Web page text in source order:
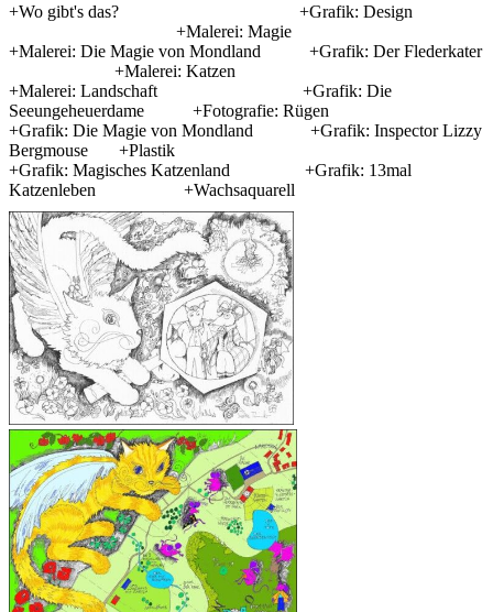
+Wo gibt's das? +Grafik: Design
+Malerei: Magie
+Malerei: Die Magie von Mondland +Grafik: Der Flederkater
+Malerei: Katzen
+Malerei: Landschaft +Grafik: Die
Seeungeheuerdame +Fotografie: Rügen
+Grafik: Die Magie von Mondland +Grafik: Inspector Lizzy
Bergmouse +Plastik
+Grafik: Magisches Katzenland +Grafik: 13mal
Katzenleben +Wachsaquarell